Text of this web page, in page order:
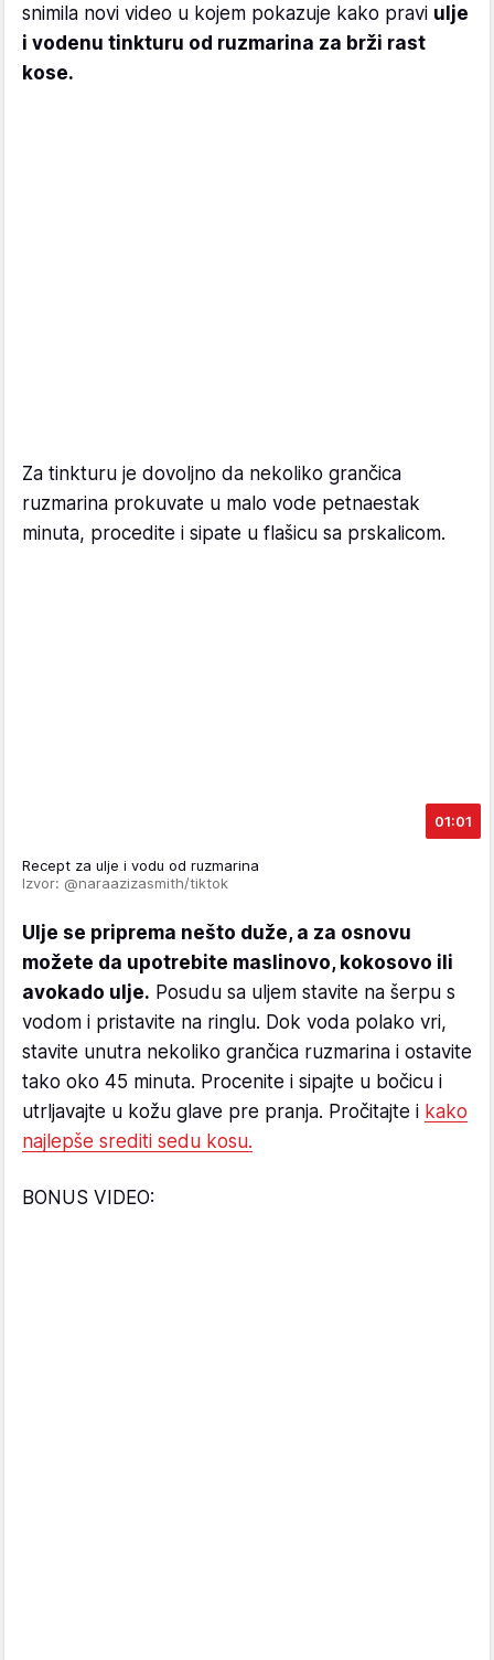
snimila novi video u kojem pokazuje kako pravi ulje
i vodenu tinkturu od ruzmarina za brži rast
kose.
Za tinkturu je dovoljno da nekoliko grančica
ruzmarina prokuvate u malo vode petnaestak
minuta, procedite i sipate u flašicu sa prskalicom.
01:01
Recept za ulje i vodu od ruzmarina
Izvor: @naraazizasmith/tiktok
Ulje se priprema nešto duže, a za osnovu
možete da upotrebite maslinovo, kokosovo ili
avokado ulje. Posudu sa uljem stavite na šerpu s
vodom i pristavite na ringlu. Dok voda polako vri,
stavite unutra nekoliko grančica ruzmarina i ostavite
tako oko 45 minuta. Procenite i sipajte u bočicu i
utrljavajte u kožu glave pre pranja. Pročitajte i kako
najlepše srediti sedu kosu.
BONUS VIDEO: